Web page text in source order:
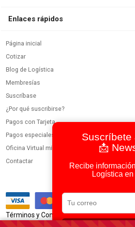
Suscríbete
📩
Recibe
Logística
Enlaces rápidos
Página inicial
Cotizar
Blog de Logística
Membresías
Suscríbase
¿Por qué suscribirse?
Pagos con Tarjeta
Pagos especiales
Oficina Virtual miembros
Contactar
Términos y Condiciones|Política de